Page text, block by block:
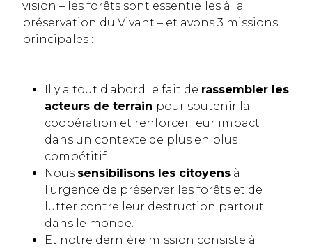
vision – les forêts sont essentielles à la
préservation du Vivant – et avons 3 missions
principales :
Il y a tout d'abord le fait de rassembler les
acteurs de terrain pour soutenir la
coopération et renforcer leur impact
dans un contexte de plus en plus
compétitif.
Nous sensibilisons les citoyens à
l’urgence de préserver les forêts et de
lutter contre leur destruction partout
dans le monde.
Et notre dernière mission consiste à